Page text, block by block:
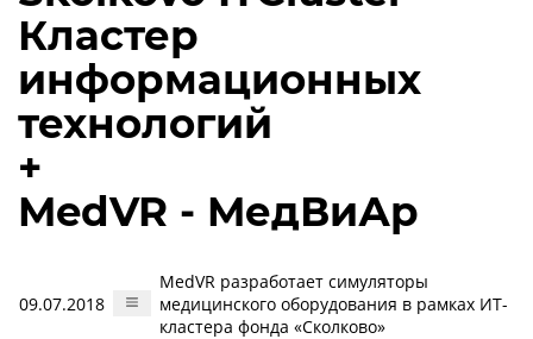
Кластер
информационных
технологий
+
MedVR - MедВиАр
09.07.2018
MedVR разработает симуляторы
медицинского оборудования в рамках ИТ-
кластера фонда «Сколково»